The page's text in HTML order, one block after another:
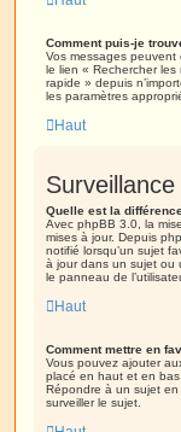
Comment puis-je
Vos messages peuvent
le lien « Rechercher
rapide » depuis
les paramètres
Haut
Quelle est la
Avec phpBB 3.0, la
mises à jour. Depuis
notifié lorsqu’un sujet
à jour dans un sujet ou
le panneau de
Haut
Comment mettre en
Vous pouvez ajouter
placé en haut et en bas
Répondre à un sujet en
surveiller le sujet.